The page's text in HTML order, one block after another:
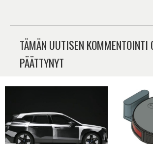
TÄMÄN UUTISEN KOMMENTOINTI
PÄÄTTYNYT